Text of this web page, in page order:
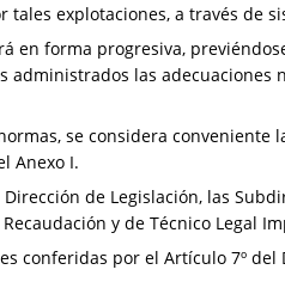
explotaciones, a través de
en forma progresiva,
administrados las
se considera conveniente
Anexo I.
de Legislación, las
y de Técnico Legal
conferidas por el Artículo 7º del